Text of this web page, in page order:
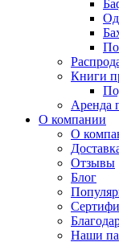
Книги
Аренда
О компании
О
Отзывы
Блог
Наши